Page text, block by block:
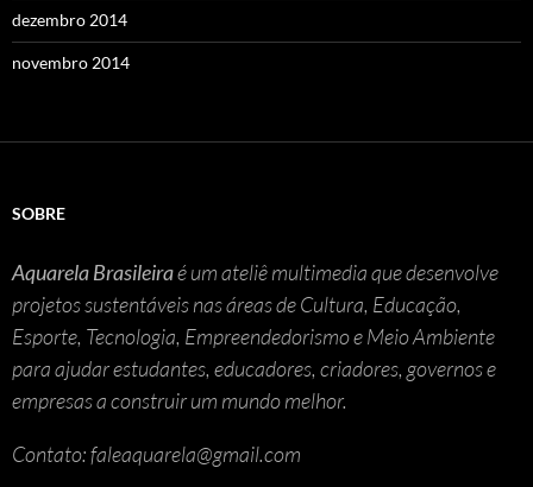
dezembro 2014
novembro 2014
SOBRE
Aquarela Brasileiraé um ateliê multimedia que desenvolve
projetos sustentáveis nas áreas de Cultura, Educação,
Esporte, Tecnologia, Empreendedorismo e Meio Ambiente
para ajudar estudantes, educadores, criadores, governos e
empresas a construir um mundo melhor.
Contato: faleaquarela@gmail.com